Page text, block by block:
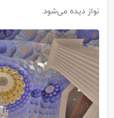
نواز دیده می‌شود.